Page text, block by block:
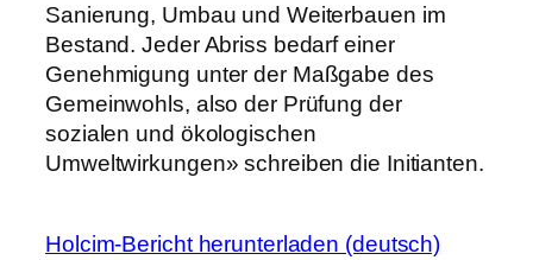
Sanierung, Umbau und Weiterbauen im
Bestand. Jeder Abriss bedarf einer
Genehmigung unter der Maßgabe des
Gemeinwohls, also der Prüfung der
sozialen und ökologischen
Umweltwirkungen» schreiben die Initianten.
Holcim-Bericht herunterladen (deutsch)